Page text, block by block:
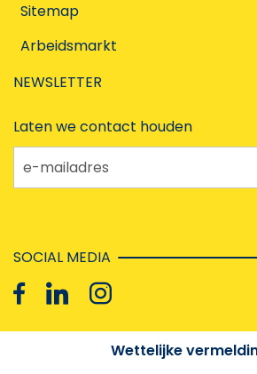
Sitemap
Arbeidsmarkt
NEWSLETTER
Laten we contact houden
e-mailadres
SOCIAL MEDIA
Wettelijke